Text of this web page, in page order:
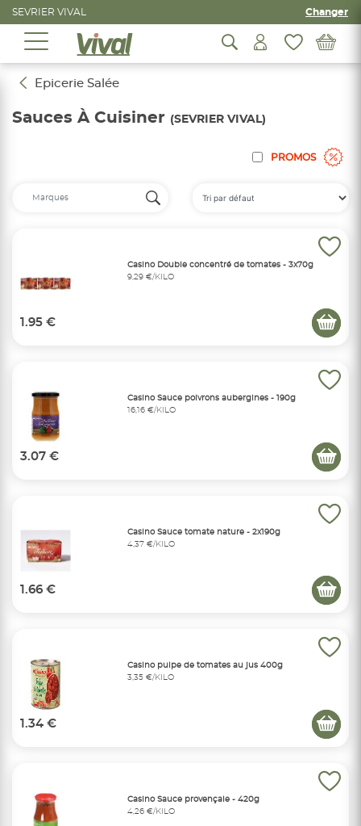
SEVRIER VIVAL Changer
Epicerie Salée
Sauces À Cuisiner (SEVRIER VIVAL)
PROMOS
Casino Double concentré de tomates - 3x70g
9,29 €/KILO
1.95 €
Casino Sauce poivrons aubergines - 190g
16,16 €/KILO
3.07 €
Casino Sauce tomate nature - 2x190g
4,37 €/KILO
1.66 €
Casino pulpe de tomates au jus 400g
3,35 €/KILO
1.34 €
Casino Sauce provençale - 420g
4,26 €/KILO